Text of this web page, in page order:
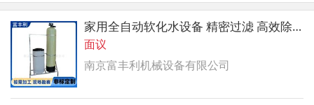
家用全自动软化水设备 精密过滤 高效除垢
面议
南京富丰利机械设备有限公司